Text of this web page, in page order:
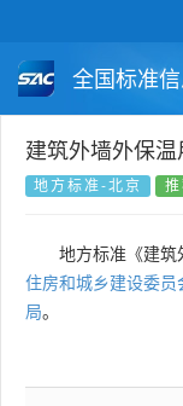
全国标准
国家标准
国外标准
建筑外墙外保
地方标准-北京
地方标准《建筑
住房和城乡建设委员
局。